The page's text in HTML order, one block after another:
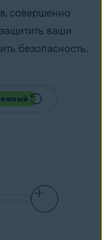
совершенно
ваши
безопасность.